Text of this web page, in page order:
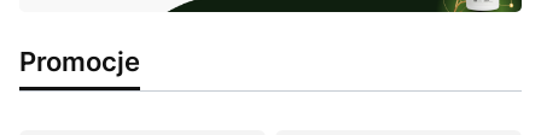
Promocje